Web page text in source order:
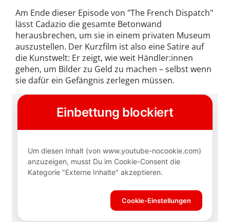
Am Ende dieser Episode von "The French Dispatch"
lässt Cadazio die gesamte Betonwand
herausbrechen, um sie in einem privaten Museum
auszustellen. Der Kurzfilm ist also eine Satire auf
die Kunstwelt: Er zeigt, wie weit Händler:innen
gehen, um Bilder zu Geld zu machen – selbst wenn
sie dafür ein Gefängnis zerlegen müssen.